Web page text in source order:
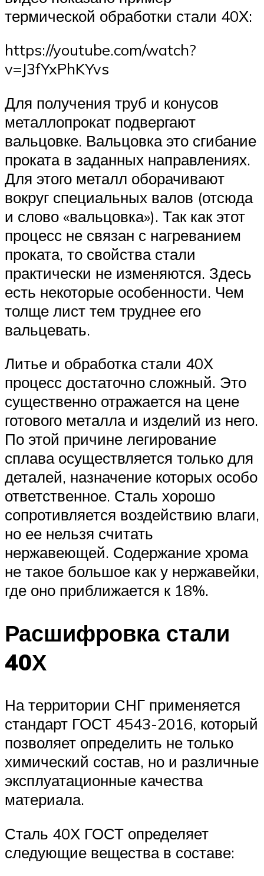
термической обработки стали 40Х:
https://youtube.com/watch?
v=J3fYxPhKYvs
Для получения труб и конусов
металлопрокат подвергают
вальцовке. Вальцовка это сгибание
проката в заданных направлениях.
Для этого металл оборачивают
вокруг специальных валов (отсюда
и слово «вальцовка»). Так как этот
процесс не связан с нагреванием
проката, то свойства стали
практически не изменяются. Здесь
есть некоторые особенности. Чем
толще лист тем труднее его
вальцевать.
Литье и обработка стали 40Х
процесс достаточно сложный. Это
существенно отражается на цене
готового металла и изделий из него.
По этой причине легирование
сплава осуществляется только для
деталей, назначение которых особо
ответственное. Сталь хорошо
сопротивляется воздействию влаги,
но ее нельзя считать
нержавеющей. Содержание хрома
не такое большое как у нержавейки,
где оно приближается к 18%.
Расшифровка стали
40Х
На территории СНГ применяется
стандарт ГОСТ 4543-2016, который
позволяет определить не только
химический состав, но и различные
эксплуатационные качества
материала.
Сталь 40Х ГОСТ определяет
следующие вещества в составе: